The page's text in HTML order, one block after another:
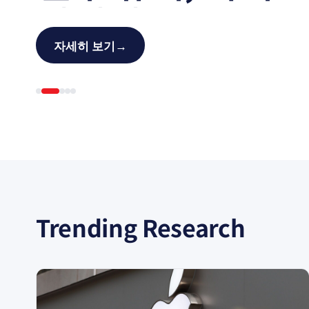
하이닉스를 1%
뒤쫓아
자세히 보기 →
Trending Research